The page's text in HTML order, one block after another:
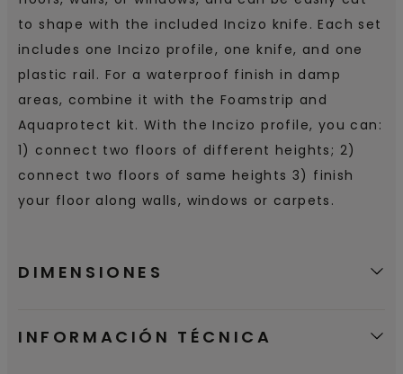
to shape with the included Incizo knife. Each set
includes one Incizo profile, one knife, and one
plastic rail. For a waterproof finish in damp
areas, combine it with the Foamstrip and
Aquaprotect kit. With the Incizo profile, you can:
1) connect two floors of different heights; 2)
connect two floors of same heights 3) finish
your floor along walls, windows or carpets.
DIMENSIONES
INFORMACIÓN TÉCNICA